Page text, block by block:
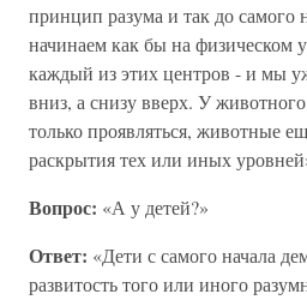
принцип разума и так до самого
начинаем как бы на физическом
каждый из этих центров - и мы
вниз, а снизу вверх. У
только проявляться, животные
раскрытия тех или иных
Вопрос: «А у детей?»
Ответ: «Дети с самого начала
развитость того или иного